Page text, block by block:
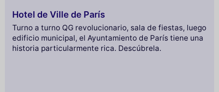
Hotel de Ville de París
Turno a turno QG revolucionario, sala de fiestas, luego
edificio municipal, el Ayuntamiento de París tiene una
historia particularmente rica. Descúbrela.